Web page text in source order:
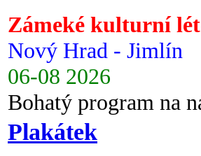
Zámeké kulturní
Nový Hrad - Jimlín
06-08 2026
Bohatý program na
Plakátek